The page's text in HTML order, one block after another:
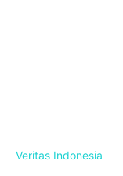
Veritas Indonesia